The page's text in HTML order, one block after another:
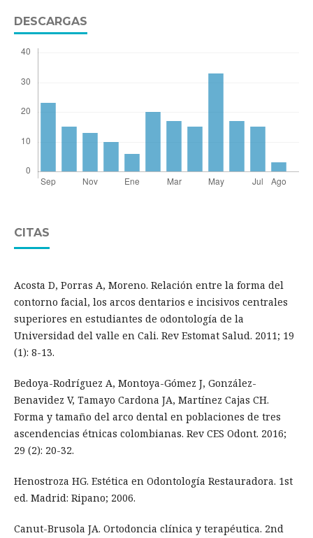
DESCARGAS
CITAS
Acosta D, Porras A, Moreno. Relación entre la forma del
contorno facial, los arcos dentarios e incisivos centrales
superiores en estudiantes de odontología de la
Universidad del valle en Cali. Rev Estomat Salud. 2011; 19
(1): 8-13.
Bedoya-Rodríguez A, Montoya-Gómez J, González-
Benavidez V, Tamayo Cardona JA, Martínez Cajas CH.
Forma y tamaño del arco dental en poblaciones de tres
ascendencias étnicas colombianas. Rev CES Odont. 2016;
29 (2): 20-32.
Henostroza HG. Estética en Odontología Restauradora. 1st
ed. Madrid: Ripano; 2006.
Canut-Brusola JA. Ortodoncia clínica y terapéutica. 2nd